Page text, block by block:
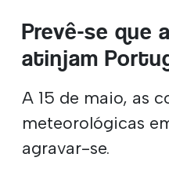
Prevê-se que
atinjam
A 15 de maio, as
meteorológicas
agravar-se.